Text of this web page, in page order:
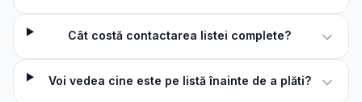
Cât costă contactarea listei complete?
Voi vedea cine este pe listă înainte de a plăti?